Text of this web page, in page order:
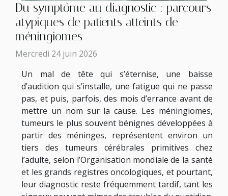
Du symptôme au diagnostic : parcours
atypiques de patients atteints de
méningiomes
Mercredi 24 juin 2026
Un mal de tête qui s’éternise, une baisse
d’audition qui s’installe, une fatigue qui ne passe
pas, et puis, parfois, des mois d’errance avant de
mettre un nom sur la cause. Les méningiomes,
tumeurs le plus souvent bénignes développées à
partir des méninges, représentent environ un
tiers des tumeurs cérébrales primitives chez
l’adulte, selon l’Organisation mondiale de la santé
et les grands registres oncologiques, et pourtant,
leur diagnostic reste fréquemment tardif, tant les